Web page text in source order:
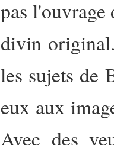
pas
divin
les sujets de
eux aux
Avec des